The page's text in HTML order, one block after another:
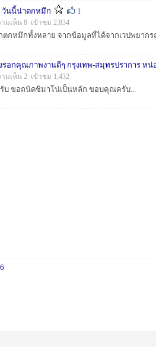
วันนี้น่าตกหมึก 1
มเห็น 8 เข้าชม 2,834
มเห็น 2 เข้าชม 1,432
รับ ขอถนัดชิมาโน่เป็นหลัก ขอบคุณครับ...
6